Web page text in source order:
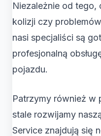
Niezależnie od tego,
kolizji czy
nasi specjaliści są
profesjonalną
pojazdu.
Patrzymy również w
stale rozwijamy
Service znajdują się